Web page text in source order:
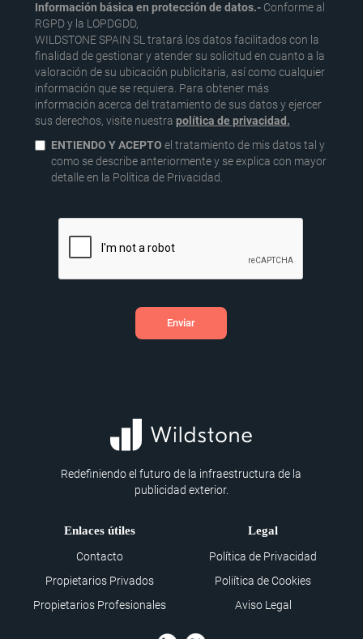
Información básica en protección de datos.-Conforme al
RGPD y la LOPDGDD,
WILDSTONE SPAIN SL tratará los datos facilitados con la
finalidad de gestionar y atender su solicitud en cuanto a la
valoración de su ubicación publicitaria, así como cualquier
información que se requiera. Para obtener más
información acerca del tratamiento de sus datos y ejercer
sus derechos, visite nuestra política de privacidad.
ENTIENDO Y ACEPTO el tratamiento de mis datos tal y
como se describe anteriormente y se explica con mayor
detalle en la Política de Privacidad.
Redefiniendo el futuro de la infraestructura de la
publicidad exterior.
Enlaces útiles
Contacto
Propietarios Privados
Propietarios Profesionales
Legal
Política de Privacidad
Poliítica de Cookies
Aviso Legal